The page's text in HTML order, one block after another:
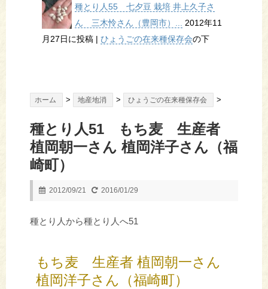
種とり人55 七夕豆 栽培 井上久子さ
ん 三木怜さん（豊岡市）... 2012年11
月27日に投稿 | ひょうごの在来種保存会の下
ホーム > 地産地消 > ひょうごの在来種保存会 >
種とり人51 もち麦 生産者
植岡朝一さん 植岡洋子さん（福
崎町）
2012/09/21 2016/01/29
種とり人から種とり人へ51
もち麦 生産者 植岡朝一さん
植岡洋子さん（福崎町）